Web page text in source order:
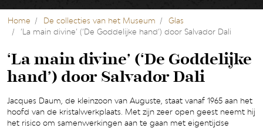
Home De collecties van het Museum
Glas
‘La main divine’ (‘De Goddelijke hand’) door Salvador Dali
‘La main divine’ (‘De Goddelijke
hand’) door Salvador Dali
Jacques Daum, de kleinzoon van Auguste, staat vanaf 1965 aan het
hoofd van de kristalwerkplaats. Met zijn zeer open geest neemt hij
het risico om samenwerkingen aan te gaan met eigentijdse